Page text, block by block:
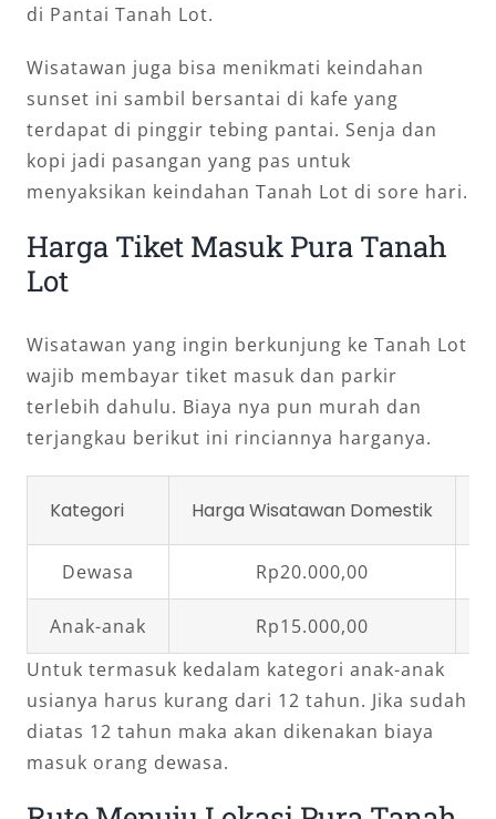
di Pantai Tanah Lot.
Wisatawan juga bisa menikmati keindahan
sunset ini sambil bersantai di kafe yang
terdapat di pinggir tebing pantai. Senja dan
kopi jadi pasangan yang pas untuk
menyaksikan keindahan Tanah Lot di sore hari.
Harga Tiket Masuk Pura Tanah
Lot
Wisatawan yang ingin berkunjung ke Tanah Lot
wajib membayar tiket masuk dan parkir
terlebih dahulu. Biaya nya pun murah dan
terjangkau berikut ini rinciannya harganya.
Kategori Harga Wisatawan Domestik
Dewasa Rp20.000,00
Anak-anak Rp15.000,00
Untuk termasuk kedalam kategori anak-anak
usianya harus kurang dari 12 tahun. Jika sudah
diatas 12 tahun maka akan dikenakan biaya
masuk orang dewasa.